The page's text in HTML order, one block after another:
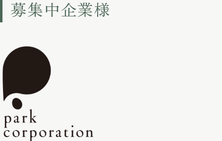
募集中企業様